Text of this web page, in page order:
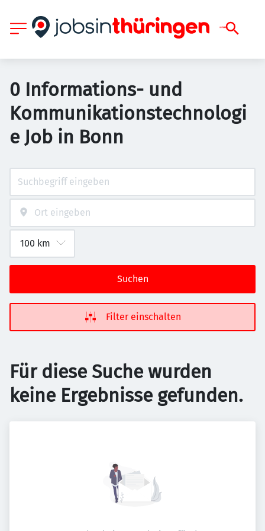
0 Informations- und
Kommunikationstechnologi
e Job in Bonn
Suchen
Filter einschalten
Für diese Suche wurden
keine Ergebnisse gefunden.